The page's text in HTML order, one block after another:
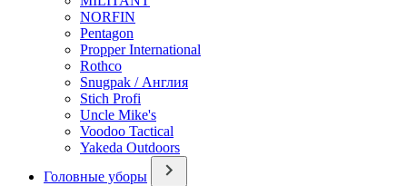
NORFIN
Pentagon
Propper International
Rothco
Snugpak / Англия
Stich Profi
Uncle Mike's
Voodoo Tactical
Yakeda Outdoors
Головные уборы